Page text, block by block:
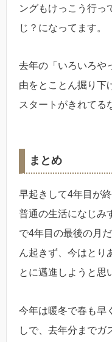
ングもけっこう行っ
じ？になってます。
去年の「いろいろや
由をとことん掘り下
スタートがきれてる
まとめ
早起きして4年目が
普通の生活になじみ
で4年目の最後の月
ん起きず、今はとり
とに邁進しようと思
今年は暖冬で春も早
しで、去年分までガ